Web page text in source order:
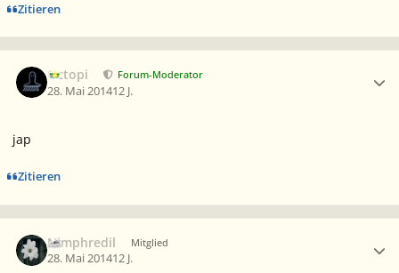
Zitieren
Octopi Forum-Moderator
28. Mai 201412 J.
jap
Zitieren
Nimphredil Mitglied
28. Mai 201412 J.